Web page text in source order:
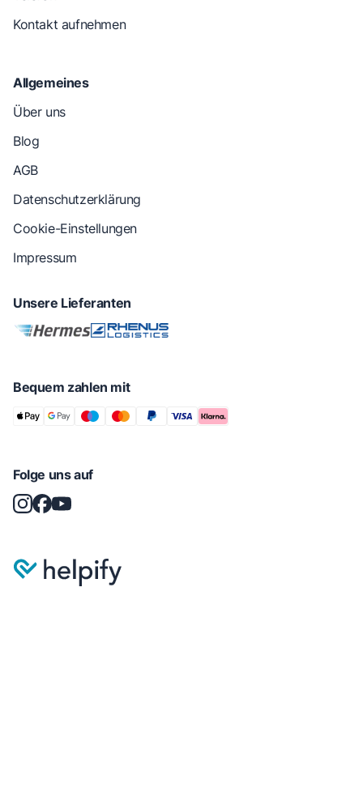
Kontakt aufnehmen
Allgemeines
Über uns
Blog
AGB
Datenschutzerklärung
Cookie-Einstellungen
Impressum
Unsere Lieferanten
Bequem zahlen mit
Folge uns auf